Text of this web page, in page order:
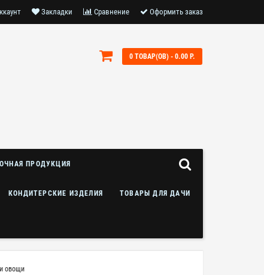
Закладки Сравнение Оформить заказ
0 ТОВАР(ОВ) - 0.00 Р.
ПРОДУКЦИЯ
КОНДИТЕРСКИЕ ИЗДЕЛИЯ ТОВАРЫ ДЛЯ ДАЧИ
овощи